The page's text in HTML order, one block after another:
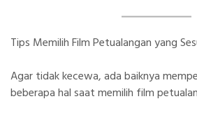
Tips Memilih Film Petualangan yang
Agar tidak kecewa, ada baiknya
beberapa hal saat memilih film